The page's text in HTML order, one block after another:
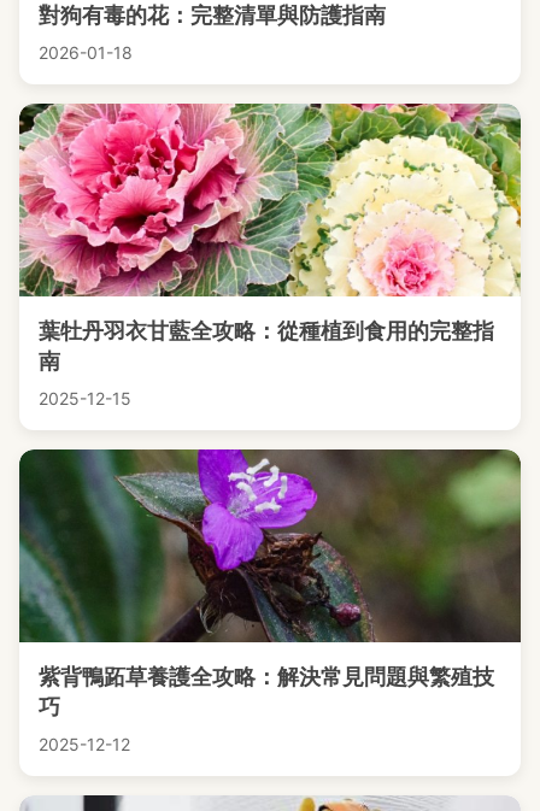
對狗有毒的花：完整清單與防護指南
2026-01-18
葉牡丹羽衣甘藍全攻略：從種植到食用的完整指
南
2025-12-15
紫背鴨跖草養護全攻略：解決常見問題與繁殖技
巧
2025-12-12